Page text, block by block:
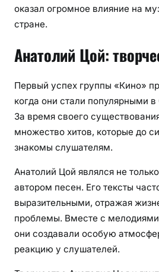
оказал огромное влияние на
стране.
Анатолий Цой:
Первый успех группы «Кино»
когда они стали популярными
За время своего
множество хитов, которые до
знакомы слушателям.
Анатолий Цой являлся не
автором песен. Его тексты
выразительными, отражая
проблемы. Вместе с
они создавали особую
реакцию у слушателей.